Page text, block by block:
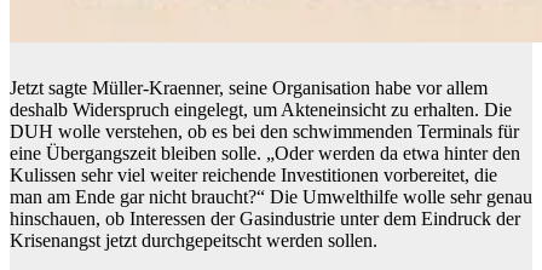
Jetzt sagte Müller-Kraenner, seine Organisation habe vor allem
deshalb Widerspruch eingelegt, um Akteneinsicht zu erhalten. Die
DUH wolle verstehen, ob es bei den schwimmenden Terminals für
eine Übergangszeit bleiben solle. „Oder werden da etwa hinter den
Kulissen sehr viel weiter reichende Investitionen vorbereitet, die
man am Ende gar nicht braucht?“ Die Umwelthilfe wolle sehr genau
hinschauen, ob Interessen der Gasindustrie unter dem Eindruck der
Krisenangst jetzt durchgepeitscht werden sollen.